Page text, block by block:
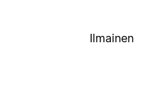
Ilmainen